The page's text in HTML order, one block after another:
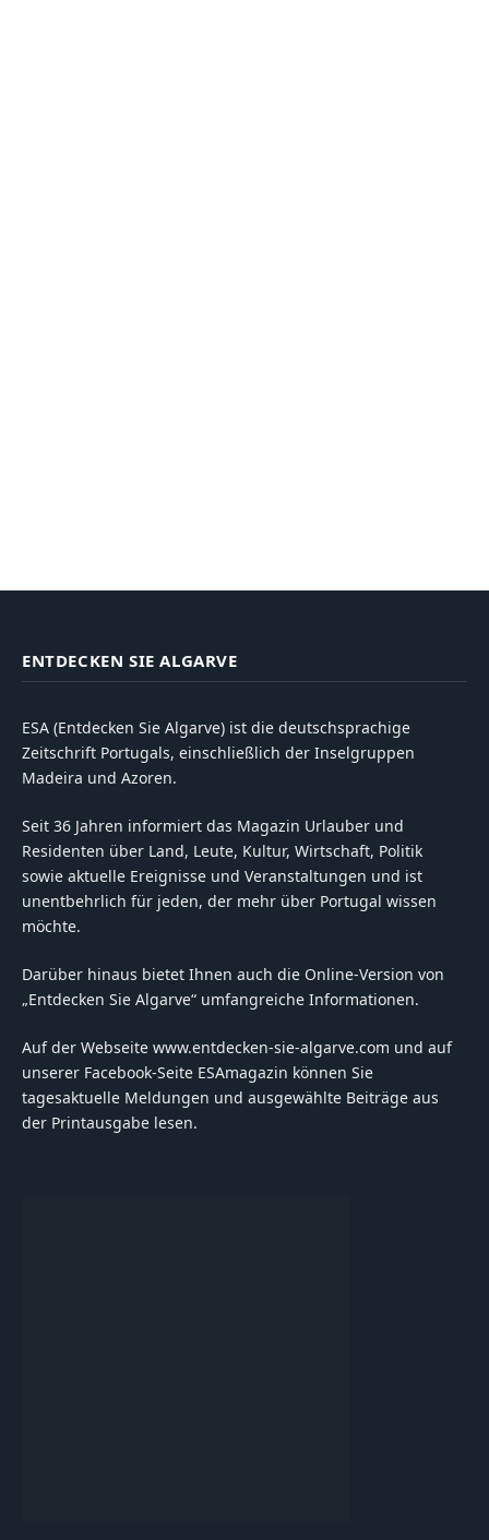
ENTDECKEN SIE ALGARVE
ESA (Entdecken Sie Algarve) ist die deutschsprachige
Zeitschrift Portugals, einschließlich der Inselgruppen
Madeira und Azoren.
Seit 36 Jahren informiert das Magazin Urlauber und
Residenten über Land, Leute, Kultur, Wirtschaft, Politik
sowie aktuelle Ereignisse und Veranstaltungen und ist
unentbehrlich für jeden, der mehr über Portugal wissen
möchte.
Darüber hinaus bietet Ihnen auch die Online-Version von
„Entdecken Sie Algarve“ umfangreiche Informationen.
Auf der Webseite www.entdecken-sie-algarve.com und auf
unserer Facebook-Seite ESAmagazin können Sie
tagesaktuelle Meldungen und ausgewählte Beiträge aus
der Printausgabe lesen.